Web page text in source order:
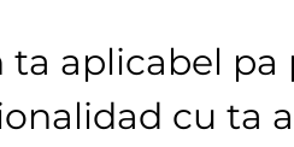
ta aplicabel
cu ta